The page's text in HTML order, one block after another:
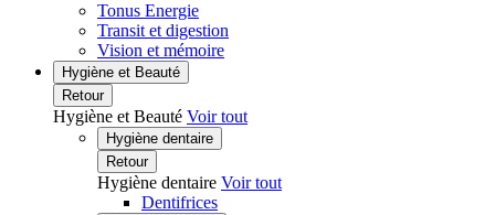
Tonus Energie
Transit et digestion
Vision et mémoire
Hygiène et Beauté
Retour
Hygiène et Beauté Voir tout
Hygiène dentaire
Retour
Hygiène dentaire Voir tout
Dentifrices